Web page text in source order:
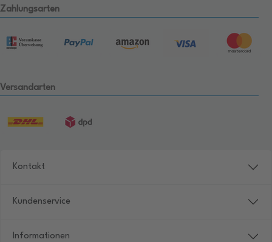
Zahlungsarten
Versandarten
Kontakt
Kundenservice
Informationen